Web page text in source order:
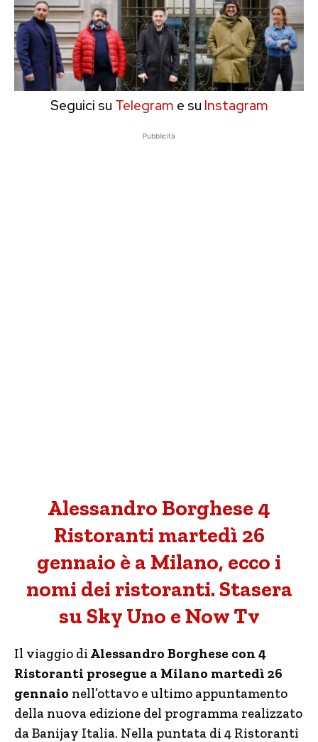
Seguici su Telegram e su Instagram
Pubblicità
Alessandro Borghese 4
Ristoranti martedì 26
gennaio è a Milano, ecco i
nomi dei ristoranti. Stasera
su Sky Uno e Now Tv
Il viaggio di Alessandro Borghese con 4
Ristoranti prosegue a Milano martedì 26
gennaio nell’ottavo e ultimo appuntamento
della nuova edizione del programma realizzato
da Banijay Italia. Nella puntata di 4 Ristoranti